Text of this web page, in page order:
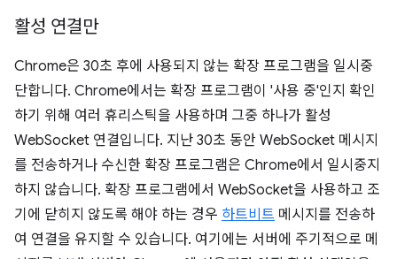
활성 연결만
Chrome은 30초 후에 사용되지 않는 확장 프로그램을 일시중
단합니다. Chrome에서는 확장 프로그램이 '사용 중'인지 확인
하기 위해 여러 휴리스틱을 사용하며 그중 하나가 활성
WebSocket 연결입니다. 지난 30초 동안 WebSocket 메시지
를 전송하거나 수신한 확장 프로그램은 Chrome에서 일시중지
하지 않습니다. 확장 프로그램에서 WebSocket을 사용하고 조
기에 닫히지 않도록 해야 하는 경우 하트비트 메시지를 전송하
여 연결을 유지할 수 있습니다. 여기에는 서버에 주기적으로 메